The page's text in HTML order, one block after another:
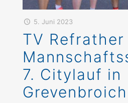
5. Juni 2023
TV Refrather
7. Citylauf in
Grevenbroich